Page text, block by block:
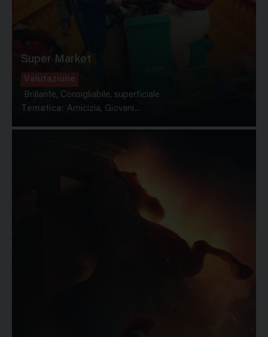
Super Market
Valutazione
Brillante, Consigliabile, superficiale
Tematica: Amicizia, Giovani...